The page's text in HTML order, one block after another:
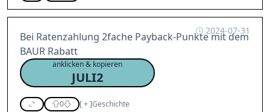
2024-07-31
Bei Ratenzahlung 2fache Payback-Punkte mit dem
BAUR Rabatt
anklicken & kopieren
JULI2
0 [+]Geschichte